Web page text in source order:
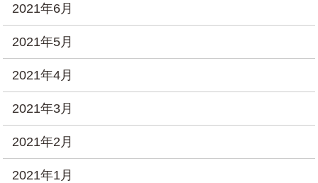
2021年6月
2021年5月
2021年4月
2021年3月
2021年2月
2021年1月